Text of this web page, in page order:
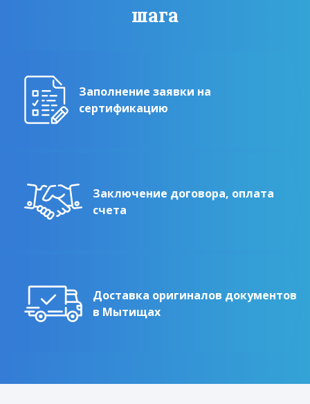
шага
Заполнение заявки на
сертификацию
Заключение договора, оплата
счета
Доставка оригиналов документов
в Мытищах